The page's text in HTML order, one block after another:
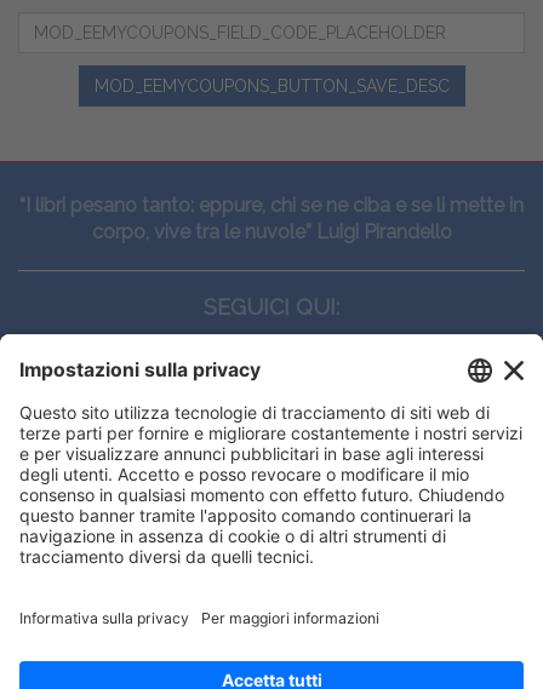
MOD_EEMYCOUPONS_BUTTON_SAVE_DESC
“I libri pesano tanto: eppure, chi se ne ciba e se li mette in
corpo, vive tra le nuvole” Luigi Pirandello
SEGUICI QUI:
CONTATTI
Edi.Ermes srl
Viale E. Forlanini, 21 - 20134, Milano
(+39)027021121
E-mail:eeinfo@eenet.it
ORARI
Lunedì — Giovedì: - 08:30 - 13:00 – 14:00 - 17:30